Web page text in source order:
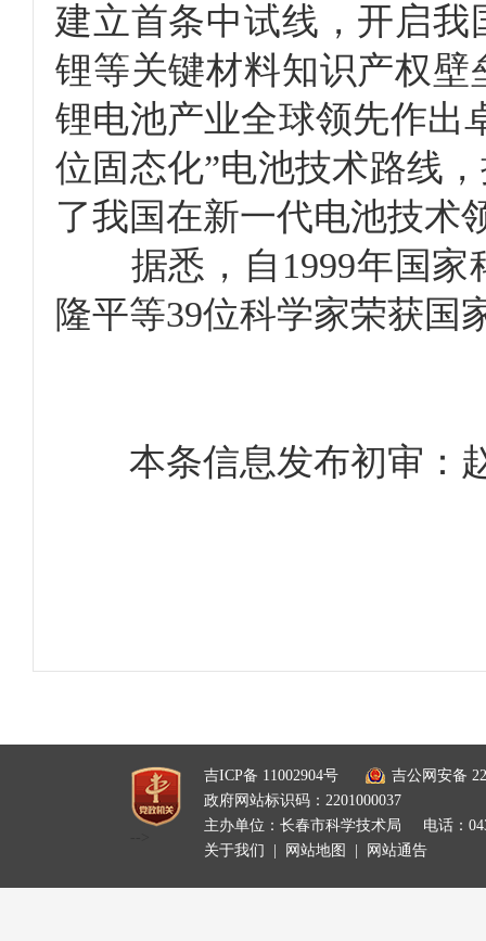
建立首条中试线，开启
锂等关键材料知识产权
锂电池产业全球领先作出
位固态化”电池技术路线
了我国在新一代电池技术
据悉，自1999年国家
隆平等39位科学家荣获国
本条信息发布初审：赵
吉ICP备 11002904号
吉公网安备
政府网站标识码：2201000037
主办单位：长春市科学技术局
电话：
关于我们
网站地图 网站通告